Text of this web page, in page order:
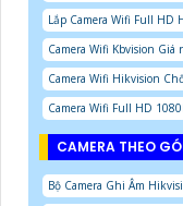
Lắp Camera Wifi Full HD
Camera Wifi Kbvision Giá
Camera Wifi Hikvision
Camera Wifi Full HD
CAMERA THEO
Bộ Camera Ghi Âm